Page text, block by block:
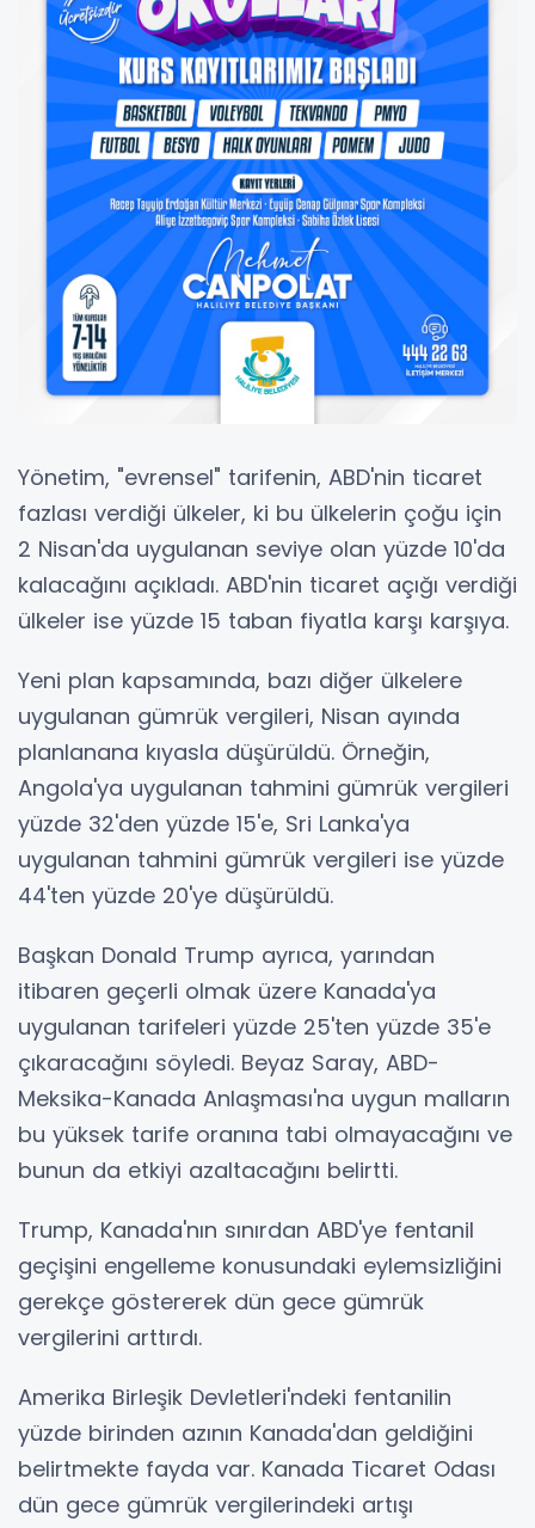
Yönetim, "evrensel" tarifenin, ABD'nin ticaret
fazlası verdiği ülkeler, ki bu ülkelerin çoğu için
2 Nisan'da uygulanan seviye olan yüzde 10'da
kalacağını açıkladı. ABD'nin ticaret açığı verdiği
ülkeler ise yüzde 15 taban fiyatla karşı karşıya.
Yeni plan kapsamında, bazı diğer ülkelere
uygulanan gümrük vergileri, Nisan ayında
planlanana kıyasla düşürüldü. Örneğin,
Angola'ya uygulanan tahmini gümrük vergileri
yüzde 32'den yüzde 15'e, Sri Lanka'ya
uygulanan tahmini gümrük vergileri ise yüzde
44'ten yüzde 20'ye düşürüldü.
Başkan Donald Trump ayrıca, yarından
itibaren geçerli olmak üzere Kanada'ya
uygulanan tarifeleri yüzde 25'ten yüzde 35'e
çıkaracağını söyledi. Beyaz Saray, ABD-
Meksika-Kanada Anlaşması'na uygun malların
bu yüksek tarife oranına tabi olmayacağını ve
bunun da etkiyi azaltacağını belirtti.
Trump, Kanada'nın sınırdan ABD'ye fentanil
geçişini engelleme konusundaki eylemsizliğini
gerekçe göstererek dün gece gümrük
vergilerini arttırdı.
Amerika Birleşik Devletleri'ndeki fentanilin
yüzde birinden azının Kanada'dan geldiğini
belirtmekte fayda var. Kanada Ticaret Odası
dün gece gümrük vergilerindeki artışı